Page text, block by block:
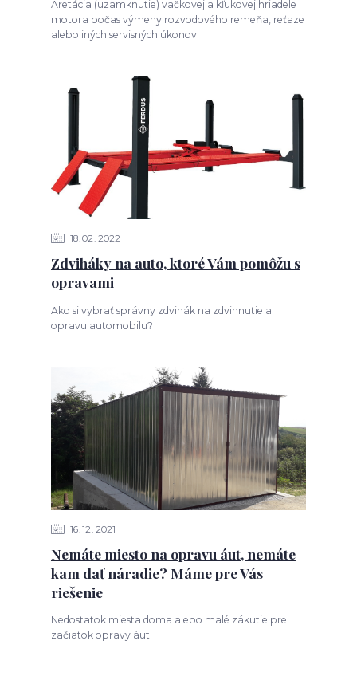
Aretácia (uzamknutie) vačkovej a kľukovej hriadele
motora počas výmeny rozvodového remeňa, reťaze
alebo iných servisných úkonov.
18 02 2022
Zdviháky na auto, ktoré Vám pomôžu s
opravami
Ako si vybrať správny zdvihák na zdvihnutie a
opravu automobilu?
16 12 2021
Nemáte miesto na opravu áut, nemáte
kam dať náradie? Máme pre Vás
riešenie
Nedostatok miesta doma alebo malé zákutie pre
začiatok opravy áut.